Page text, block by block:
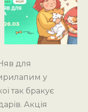
для
у
так бракує
Акція